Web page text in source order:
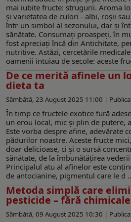
mai iubite fructe: strugurii. Aroma
și varietatea de culori - albi, roșii
într-un simbol al sezonului, dar și
sănătate. Consumați proaspeți, în
fost apreciați încă din Antichitate,
nutritive. Astăzi, cercetările
oamenii intuiau de secole: aceste
De ce merită afinele un
dieta ta
Sâmbătă, 23 August 2025 11:00 |
În timp ce fructele exotice fură
un erou local, mic și plin de putere,
Este vorba despre afine, adevărate
pădurilor noastre. Aceste fructe
doar delicioase, ci și o sursă
sănătate, de la îmbunătățirea
Principalul atu al afinelor este
de antocianine, pigmentul care le d
Metoda simplă care
pesticide – fără chimicale
Sâmbătă, 09 August 2025 10:30 |